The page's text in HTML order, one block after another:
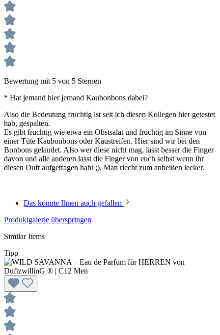
Bewertung mit 5 von 5 Sternen
* Hat jemand hier jemand Kaubonbons dabei?
Also die Bedeutung fruchtig ist seit ich diesen Kollegen hier getestet
hab, gespalten.
Es gibt fruchtig wie etwa ein Obstsalat und fruchtig im Sinne von
einer Tüte Kaubonbons oder Kaustreifen. Hier sind wir bei den
Bonbons gelandet. Also wer diese nicht mag, lässt besser die Finger
davon und alle anderen lasst die Finger von euch selbst wenn ihr
diesen Duft aufgetragen habt ;). Man riecht zum anbeißen lecker.
Das könnte Ihnen auch gefallen
Produktgalerie überspringen
Similar Items
Tipp